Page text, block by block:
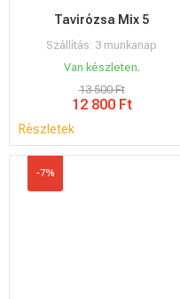
Tavirózsa Mix 5
Szállítás: 3 munkanap
Van készleten.
13 500 Ft
12 800 Ft
Részletek
-7%